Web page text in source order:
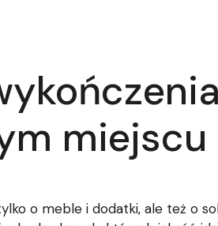
miejscu
o meble i dodatki, ale też o